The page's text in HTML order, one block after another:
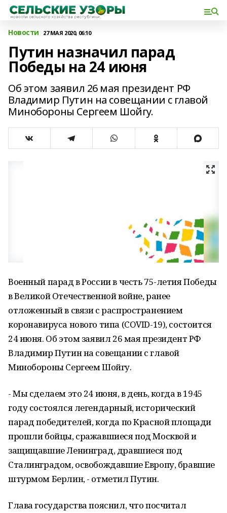
Новости 27 МАЯ 2020, 06:10
Путин назначил парад
Победы на 24 июня
Об этом заявил 26 мая президент РФ
Владимир Путин на совещании с главой
Минобороны Сергеем Шойгу.
Военный парад в России в честь 75-летия Победы
в Великой Отечественной войне, ранее
отложенный в связи с распространением
коронавируса нового типа (COVID-19), состоится
24 июня. Об этом заявил 26 мая президент РФ
Владимир Путин на совещании с главой
Минобороны Сергеем Шойгу.
- Мы сделаем это 24 июня, в день, когда в 1945
году состоялся легендарный, исторический
парад победителей, когда по Красной площади
прошли бойцы, сражавшиеся под Москвой и
защищавшие Ленинград, дравшиеся под
Сталинградом, освобождавшие Европу, бравшие
штурмом Берлин, - отметил Путин.
Глава государства пояснил, что посчитал